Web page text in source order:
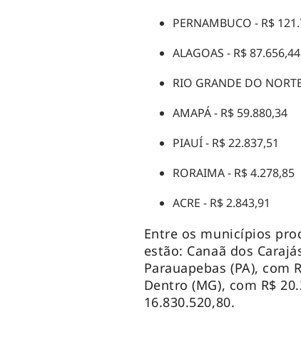
PERNAMBUCO - R$
ALAGOAS - R$ 87.656,44
RIO GRANDE DO
AMAPÁ - R$ 59.880,34
PIAUÍ - R$ 22.837,51
RORAIMA - R$ 4.278,85
ACRE - R$ 2.843,91
Entre os municípios
estão: Canaã dos
Parauapebas (PA), com
Dentro (MG), com R$
16.830.520,80.